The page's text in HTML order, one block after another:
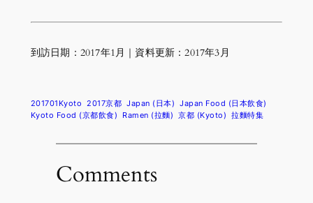
到訪日期：2017年1月｜資料更新：2017年3月
201701Kyoto 2017京都 Japan (日本) Japan Food (日本飲食)
Kyoto Food (京都飲食)
Ramen (拉麵) 京都 (Kyoto) 拉麵特集
Comments